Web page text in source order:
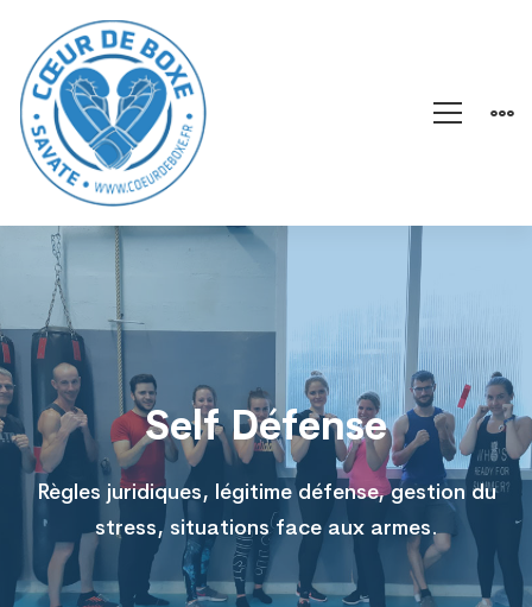
Self
Défense
Self Défense
Règles juridiques, légitime défense, gestion du
stress, situations face aux armes.